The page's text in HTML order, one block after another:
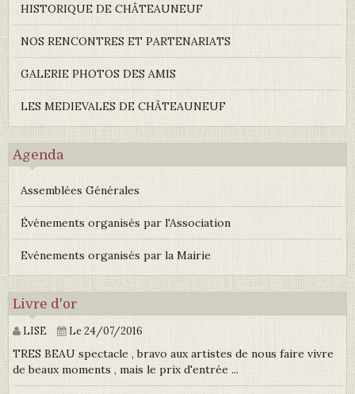
HISTORIQUE DE CHÂTEAUNEUF
NOS RENCONTRES ET PARTENARIATS
GALERIE PHOTOS DES AMIS
LES MEDIEVALES DE CHÂTEAUNEUF
Agenda
Assemblées Générales
Événements organisés par l'Association
Evénements organisés par la Mairie
Livre d'or
LISE Le 24/07/2016
TRES BEAU spectacle , bravo aux artistes de nous faire vivre
de beaux moments , mais le prix d'entrée ...